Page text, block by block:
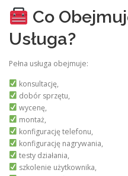
Co
Usługa?
Pełna usługa obejmuje:
konsultację,
dobór sprzętu,
wycenę,
montaż,
konfigurację telefonu,
konfigurację nagrywania,
testy działania,
szkolenie użytkownika,